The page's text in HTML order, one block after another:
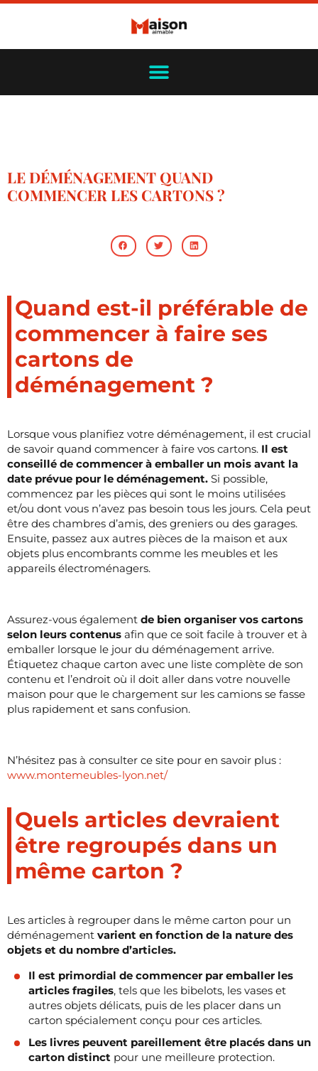
LE DÉMÉNAGEMENT QUAND
COMMENCER LES CARTONS ?
Quand est-il préférable de
commencer à faire ses
cartons de
déménagement ?
Lorsque vous planifiez votre déménagement, il est crucial
de savoir quand commencer à faire vos cartons. Il est
conseillé de commencer à emballer un mois avant la
date prévue pour le déménagement. Si possible,
commencez par les pièces qui sont le moins utilisées
et/ou dont vous n’avez pas besoin tous les jours. Cela peut
être des chambres d’amis, des greniers ou des garages.
Ensuite, passez aux autres pièces de la maison et aux
objets plus encombrants comme les meubles et les
appareils électroménagers.
Assurez-vous également de bien organiser vos cartons
selon leurs contenus afin que ce soit facile à trouver et à
emballer lorsque le jour du déménagement arrive.
Étiquetez chaque carton avec une liste complète de son
contenu et l’endroit où il doit aller dans votre nouvelle
maison pour que le chargement sur les camions se fasse
plus rapidement et sans confusion.
N’hésitez pas à consulter ce site pour en savoir plus :
www.montemeubles-lyon.net/
Quels articles devraient
être regroupés dans un
même carton ?
Les articles à regrouper dans le même carton pour un
déménagement varient en fonction de la nature des
objets et du nombre d’articles.
Il est primordial de commencer par emballer les
articles fragiles, tels que les bibelots, les vases et
autres objets délicats, puis de les placer dans un
carton spécialement conçu pour ces articles.
Les livres peuvent pareillement être placés dans un
carton distinct pour une meilleure protection.